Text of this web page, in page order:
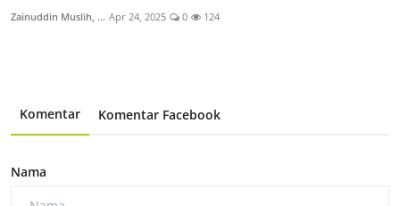
Zainuddin Muslih, ... Apr 24, 2025 0 124
Komentar Komentar Facebook
Nama